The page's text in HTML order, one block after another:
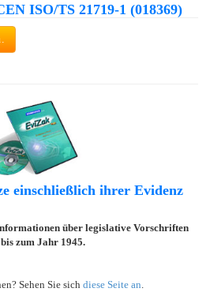
ISO/TS 21719-1 (018369)
einschließlich ihrer Evidenz
über legislative Vorschriften
zum Jahr 1945.
Sehen Sie sich diese Seite an